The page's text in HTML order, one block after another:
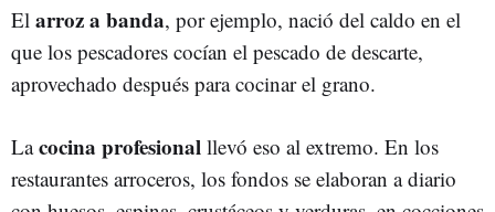
El arroz a banda, por ejemplo, nació del caldo en el
que los pescadores cocían el pescado de descarte,
aprovechado después para cocinar el grano.
Lacocina profesional llevó eso al extremo. En los
restaurantes arroceros, los fondos se elaboran a diario